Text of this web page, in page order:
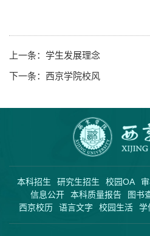
上一条： 学生发展理念
下一条： 西京学院校风
本科招生 研究生招生 校园OA
信息公开
本科质量报告 图书
西京校历
语言文字 校园生活 学